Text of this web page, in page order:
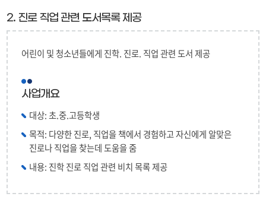
2. 진로 직업 관련 도서목록 제공
어린이 및 청소년들에게 진학. 진로. 직업 관련 도서 제공
사업개요
대상: 초.중.고등학생
목적: 다양한 진로, 직업을 책에서 경험하고 자신에게 알맞은
진로나 직업을 찾는데 도움을 줌
내용: 진학 진로 직업 관련 비치 목록 제공